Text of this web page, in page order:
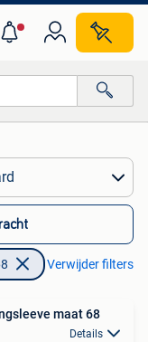
Verwijder filters
maat 68
Details